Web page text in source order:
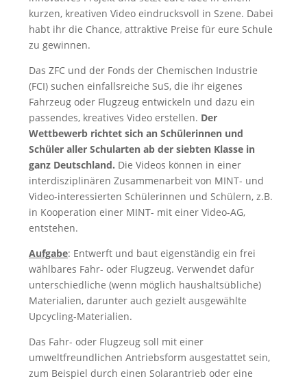
kurzen, kreativen Video eindrucksvoll in Szene. Dabei
habt ihr die Chance, attraktive Preise für eure Schule
zu gewinnen.
Das ZFC und der Fonds der Chemischen Industrie
(FCI) suchen einfallsreiche SuS, die ihr eigenes
Fahrzeug oder Flugzeug entwickeln und dazu ein
passendes, kreatives Video erstellen. Der
Wettbewerb richtet sich an Schülerinnen und
Schüler aller Schularten ab der siebten Klasse in
ganz Deutschland. Die Videos können in einer
interdisziplinären Zusammenarbeit von MINT- und
Video-interessierten Schülerinnen und Schülern, z.B.
in Kooperation einer MINT- mit einer Video-AG,
entstehen.
Aufgabe: Entwerft und baut eigenständig ein frei
wählbares Fahr- oder Flugzeug. Verwendet dafür
unterschiedliche (wenn möglich haushaltsübliche)
Materialien, darunter auch gezielt ausgewählte
Upcycling-Materialien.
Das Fahr- oder Flugzeug soll mit einer
umweltfreundlichen Antriebsform ausgestattet sein,
zum Beispiel durch einen Solarantrieb oder eine